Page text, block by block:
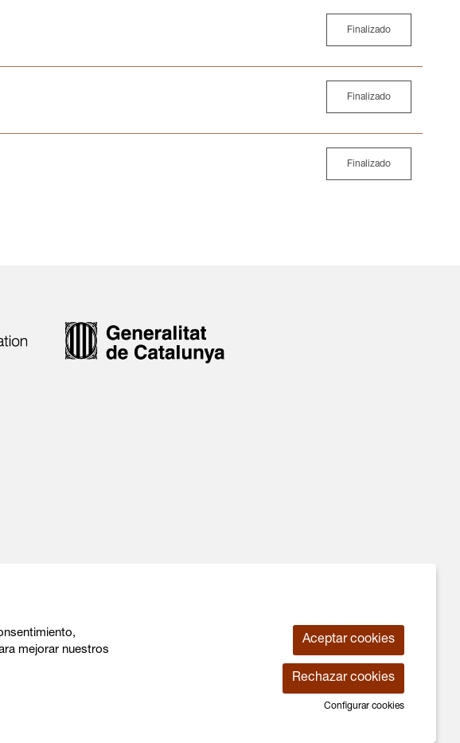
Finalizado
Finalizado
Finalizado
privacidad | Uso de Cookies Declaración de accesiblidad
mejorar nuestros
Aceptar cookies
Rechazar cookies
Configurar cookies